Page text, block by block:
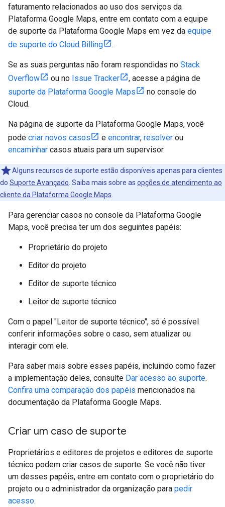
faturamento relacionados ao uso dos serviços da
Plataforma Google Maps, entre em contato com a equipe
de suporte da Plataforma Google Maps em vez da equipe
de suporte do Cloud Billing
.
Se as suas perguntas não foram respondidas no Stack
Overflow
ou no Issue Tracker
, acesse a página de
suporte da Plataforma Google Maps
no console do
Cloud.
Na página de suporte da Plataforma Google Maps, você
pode criar novos casos e encontrar, resolver ou
encaminhar casos atuais para um supervisor.
Alguns recursos de suporte estão disponíveis apenas para clientes
do Suporte Avançado . Saiba mais sobre as opções de atendimento ao
cliente da Plataforma Google Maps
Para gerenciar casos no console da Plataforma Google
Maps, você precisa ter um dos seguintes papéis:
Proprietário do projeto
Editor do projeto
Editor de suporte técnico
Leitor de suporte técnico
Com o papel "Leitor de suporte técnico", só é possível
conferir informações sobre o caso, sem atualizar ou
interagir com ele.
Para saber mais sobre esses papéis, incluindo como fazer
a implementação deles, consulte Dar acesso ao suporte.
Confira uma comparação dos papéis mencionados na
documentação da Plataforma Google Maps.
Criar um caso de suporte
Proprietários e editores de projetos e editores de suporte
técnico podem criar casos de suporte. Se você não tiver
um desses papéis, entre em contato com o proprietário do
projeto ou o administrador da organização para pedir
acesso.